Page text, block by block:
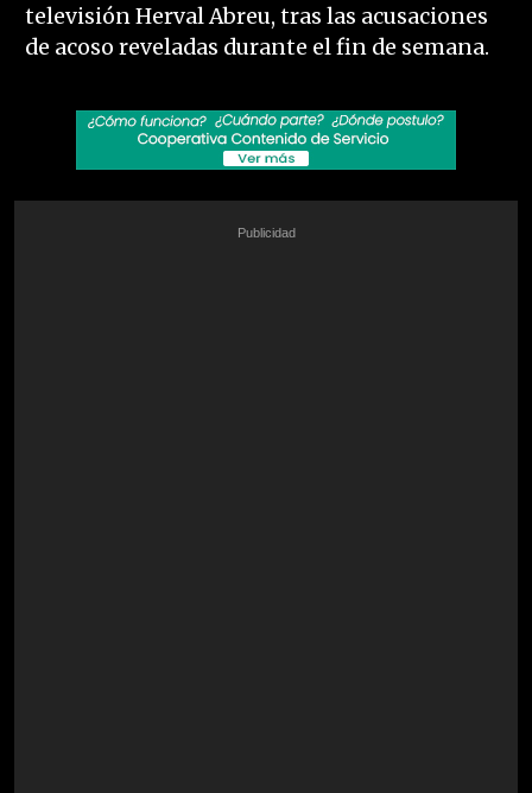
televisión Herval Abreu, tras las acusaciones
de acoso reveladas durante el fin de semana.